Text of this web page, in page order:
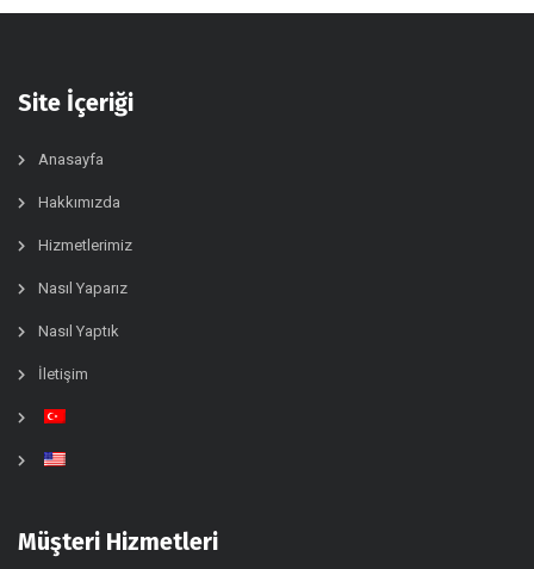
Site İçeriği
Anasayfa
Hakkımızda
Hizmetlerimiz
Nasıl Yaparız
Nasıl Yaptık
İletişim
Müşteri Hizmetleri